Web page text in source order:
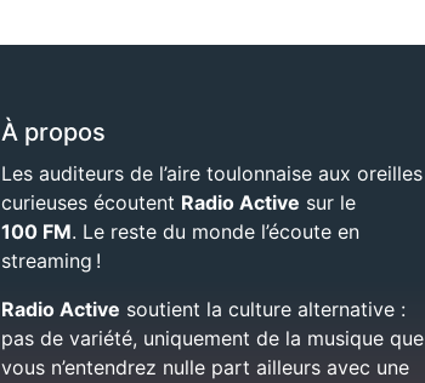
À propos
Les auditeurs de l’aire toulonnaise aux oreilles
curieuses écoutent Radio Active sur le
100 FM. Le reste du monde l’écoute en
streaming !
Radio Active soutient la culture alternative :
pas de variété, uniquement de la musique que
vous n’entendrez nulle part ailleurs avec une